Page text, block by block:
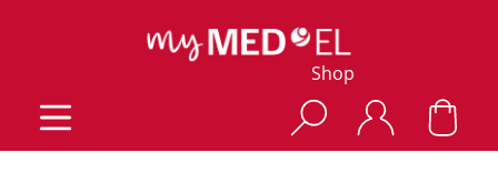
Shop